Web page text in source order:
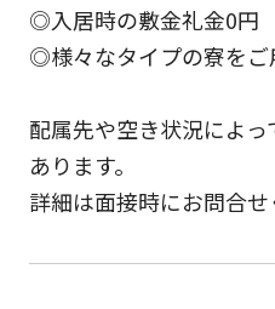
◎入居時の敷金礼金0円
◎様々なタイプの寮をご
配属先や空き状況によ
あります。
詳細は面接時にお問合せ